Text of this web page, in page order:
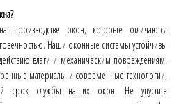
производстве окон, которые отличаются
Наши оконные системы устойчивы
влаги и механическим повреждениям.
материалы и современные технологии,
срок службы наших окон. Не упустите